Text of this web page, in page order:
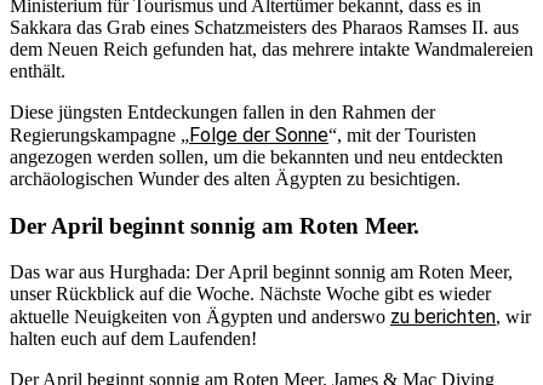
Ministerium für Tourismus und Altertümer bekannt, dass es in
Sakkara das Grab eines Schatzmeisters des Pharaos Ramses II. aus
dem Neuen Reich gefunden hat, das mehrere intakte Wandmalereien
enthält.
Diese jüngsten Entdeckungen fallen in den Rahmen der
Regierungskampagne „Folge der Sonne“, mit der Touristen
angezogen werden sollen, um die bekannten und neu entdeckten
archäologischen Wunder des alten Ägypten zu besichtigen.
Der April beginnt sonnig am Roten Meer.
Das war aus Hurghada: Der April beginnt sonnig am Roten Meer,
unser Rückblick auf die Woche. Nächste Woche gibt es wieder
aktuelle Neuigkeiten von Ägypten und anderswo zu berichten, wir
halten euch auf dem Laufenden!
Der April beginnt sonnig am Roten Meer. James & Mac Diving